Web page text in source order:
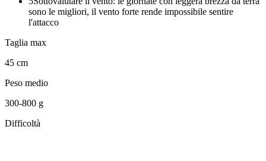
sono le migliori, il vento forte rende impossibile sentire
l'attacco
Taglia max
45 cm
Peso medio
300-800 g
Difficoltà